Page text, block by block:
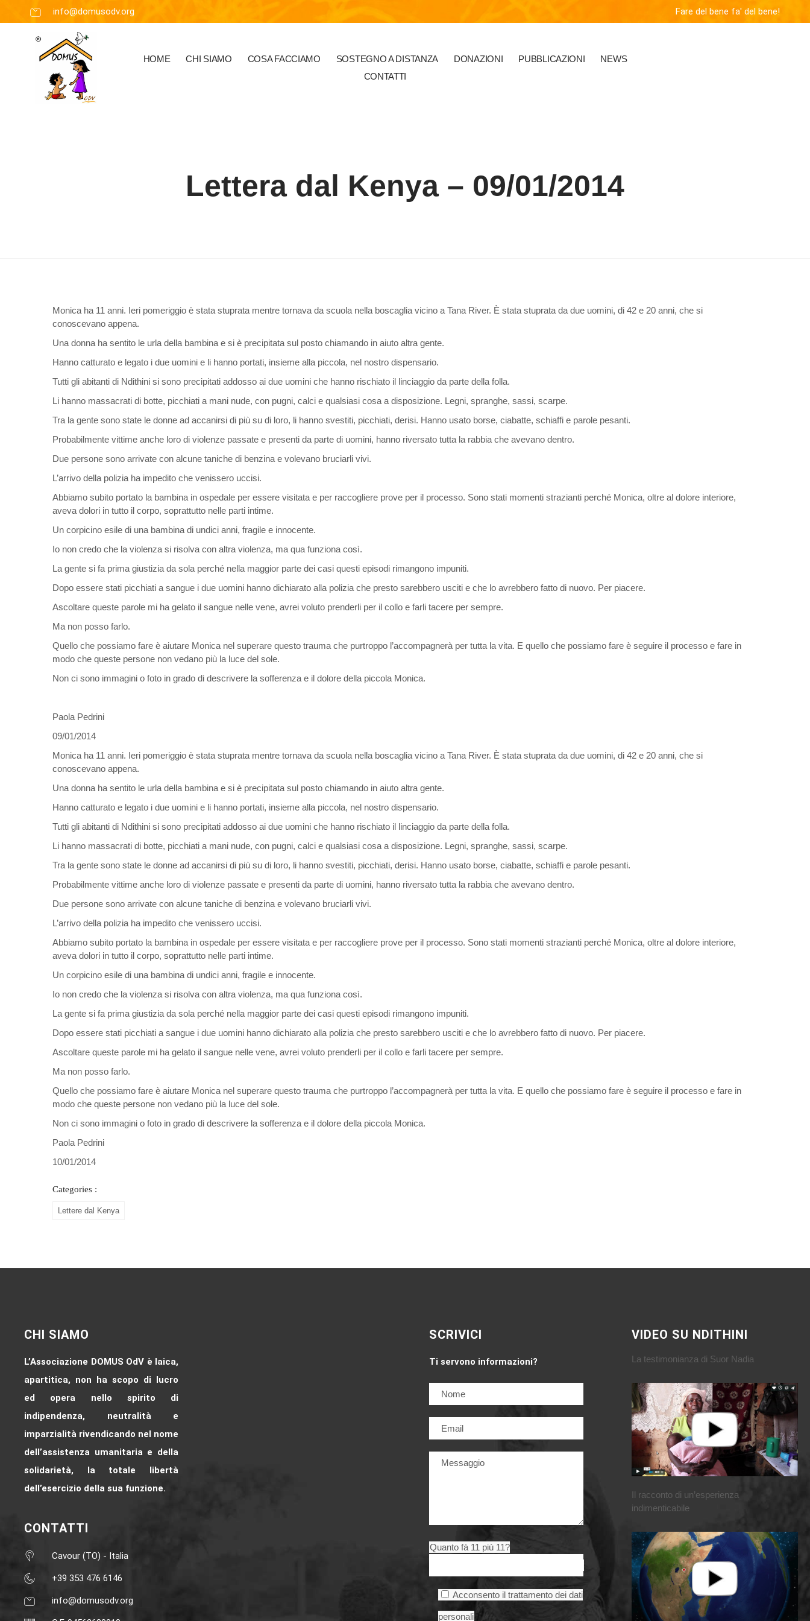
info@domusodv.org Fare del bene fa' del bene!
HOME CHI SIAMO COSA FACCIAMO SOSTEGNO A DISTANZA DONAZIONI PUBBLICAZIONI
NEWS
CONTATTI
Lettera dal Kenya – 09/01/2014
Monica ha 11 anni. Ieri pomeriggio è stata stuprata mentre tornava da scuola nella boscaglia vicino a Tana River. È stata stuprata da due uomini, di 42 e 20 anni, che si
conoscevano appena.
Una donna ha sentito le urla della bambina e si è precipitata sul posto chiamando in aiuto altra gente.
Hanno catturato e legato i due uomini e li hanno portati, insieme alla piccola, nel nostro dispensario.
Tutti gli abitanti di Ndithini si sono precipitati addosso ai due uomini che hanno rischiato il linciaggio da parte della folla.
Li hanno massacrati di botte, picchiati a mani nude, con pugni, calci e qualsiasi cosa a disposizione. Legni, spranghe, sassi, scarpe.
Tra la gente sono state le donne ad accanirsi di più su di loro, li hanno svestiti, picchiati, derisi. Hanno usato borse, ciabatte, schiaffi e parole pesanti.
Probabilmente vittime anche loro di violenze passate e presenti da parte di uomini, hanno riversato tutta la rabbia che avevano dentro.
Due persone sono arrivate con alcune taniche di benzina e volevano bruciarli vivi.
L’arrivo della polizia ha impedito che venissero uccisi.
Abbiamo subito portato la bambina in ospedale per essere visitata e per raccogliere prove per il processo. Sono stati momenti strazianti perché Monica, oltre al dolore interiore,
aveva dolori in tutto il corpo, soprattutto nelle parti intime.
Un corpicino esile di una bambina di undici anni, fragile e innocente.
Io non credo che la violenza si risolva con altra violenza, ma qua funziona così.
La gente si fa prima giustizia da sola perché nella maggior parte dei casi questi episodi rimangono impuniti.
Dopo essere stati picchiati a sangue i due uomini hanno dichiarato alla polizia che presto sarebbero usciti e che lo avrebbero fatto di nuovo. Per piacere.
Ascoltare queste parole mi ha gelato il sangue nelle vene, avrei voluto prenderli per il collo e farli tacere per sempre.
Ma non posso farlo.
Quello che possiamo fare è aiutare Monica nel superare questo trauma che purtroppo l’accompagnerà per tutta la vita. E quello che possiamo fare è seguire il processo e fare in
modo che queste persone non vedano più la luce del sole.
Non ci sono immagini o foto in grado di descrivere la sofferenza e il dolore della piccola Monica.
Paola Pedrini
09/01/2014
Monica ha 11 anni. Ieri pomeriggio è stata stuprata mentre tornava da scuola nella boscaglia vicino a Tana River. È stata stuprata da due uomini, di 42 e 20 anni, che si
conoscevano appena.
Una donna ha sentito le urla della bambina e si è precipitata sul posto chiamando in aiuto altra gente.
Hanno catturato e legato i due uomini e li hanno portati, insieme alla piccola, nel nostro dispensario.
Tutti gli abitanti di Ndithini si sono precipitati addosso ai due uomini che hanno rischiato il linciaggio da parte della folla.
Li hanno massacrati di botte, picchiati a mani nude, con pugni, calci e qualsiasi cosa a disposizione. Legni, spranghe, sassi, scarpe.
Tra la gente sono state le donne ad accanirsi di più su di loro, li hanno svestiti, picchiati, derisi. Hanno usato borse, ciabatte, schiaffi e parole pesanti.
Probabilmente vittime anche loro di violenze passate e presenti da parte di uomini, hanno riversato tutta la rabbia che avevano dentro.
Due persone sono arrivate con alcune taniche di benzina e volevano bruciarli vivi.
L’arrivo della polizia ha impedito che venissero uccisi.
Abbiamo subito portato la bambina in ospedale per essere visitata e per raccogliere prove per il processo. Sono stati momenti strazianti perché Monica, oltre al dolore interiore,
aveva dolori in tutto il corpo, soprattutto nelle parti intime.
Un corpicino esile di una bambina di undici anni, fragile e innocente.
Io non credo che la violenza si risolva con altra violenza, ma qua funziona così.
La gente si fa prima giustizia da sola perché nella maggior parte dei casi questi episodi rimangono impuniti.
Dopo essere stati picchiati a sangue i due uomini hanno dichiarato alla polizia che presto sarebbero usciti e che lo avrebbero fatto di nuovo. Per piacere.
Ascoltare queste parole mi ha gelato il sangue nelle vene, avrei voluto prenderli per il collo e farli tacere per sempre.
Ma non posso farlo.
Quello che possiamo fare è aiutare Monica nel superare questo trauma che purtroppo l’accompagnerà per tutta la vita. E quello che possiamo fare è seguire il processo e fare in
modo che queste persone non vedano più la luce del sole.
Non ci sono immagini o foto in grado di descrivere la sofferenza e il dolore della piccola Monica.
Paola Pedrini
10/01/2014
Categories :
Lettere dal Kenya
CHI SIAMO
L’Associazione DOMUS OdV è laica,
apartitica, non ha scopo di lucro
ed opera nello spirito di
indipendenza, neutralità e
imparzialità rivendicando nel nome
dell’assistenza umanitaria e della
solidarietà, la totale libertà
dell’esercizio della sua funzione.
CONTATTI
Cavour (TO) - Italia
+39 353 476 6146‬
info@domusodv.org
SCRIVICI
Ti servono informazioni?
Quanto fà 11 più 11?
Acconsento il trattamento dei dati
personali
VIDEO SU NDITHINI
La testimonianza di Suor Nadia
Il racconto di un’esperienza
indimenticabile